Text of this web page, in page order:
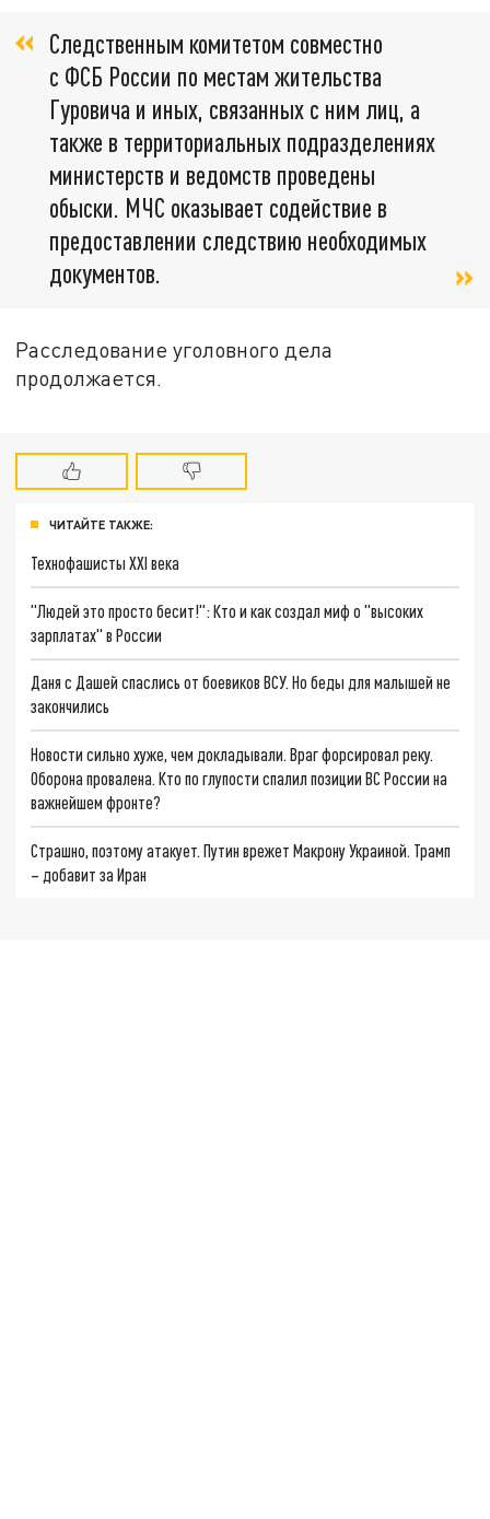
Следственным комитетом совместно
с ФСБ России по местам жительства
Гуровича и иных, связанных с ним лиц, а
также в территориальных подразделениях
министерств и ведомств проведены
обыски. МЧС оказывает содействие в
предоставлении следствию необходимых
документов.
Расследование уголовного дела
продолжается.
ЧИТАЙТЕ ТАКЖЕ:
Технофашисты XXI века
"Людей это просто бесит!": Кто и как создал миф о "высоких
зарплатах" в России
Даня с Дашей спаслись от боевиков ВСУ. Но беды для малышей не
закончились
Новости сильно хуже, чем докладывали. Враг форсировал реку.
Оборона провалена. Кто по глупости спалил позиции ВС России на
важнейшем фронте?
Страшно, поэтому атакует. Путин врежет Макрону Украиной. Трамп
– добавит за Иран